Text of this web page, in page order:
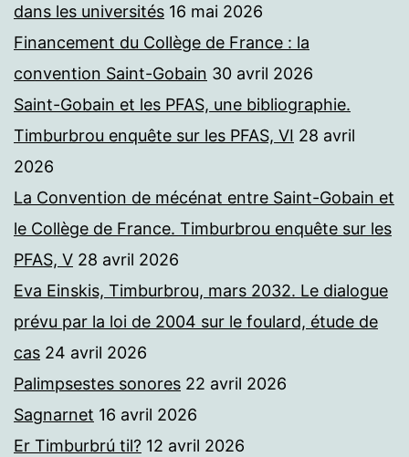
dans les universités 16 mai 2026
Financement du Collège de France : la
convention Saint-Gobain 30 avril 2026
Saint-Gobain et les PFAS, une bibliographie.
Timburbrou enquête sur les PFAS, VI 28 avril
2026
La Convention de mécénat entre Saint-Gobain et
le Collège de France. Timburbrou enquête sur les
PFAS, V 28 avril 2026
Eva Einskis, Timburbrou, mars 2032. Le dialogue
prévu par la loi de 2004 sur le foulard, étude de
cas 24 avril 2026
Palimpsestes sonores 22 avril 2026
Sagnarnet 16 avril 2026
Er Timburbrú til? 12 avril 2026